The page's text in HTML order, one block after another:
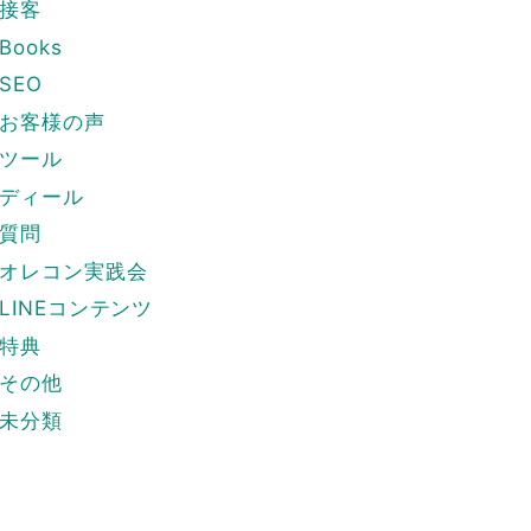
接客
Books
SEO
お客様の声
ツール
ディール
質問
オレコン実践会
LINEコンテンツ
特典
その他
未分類